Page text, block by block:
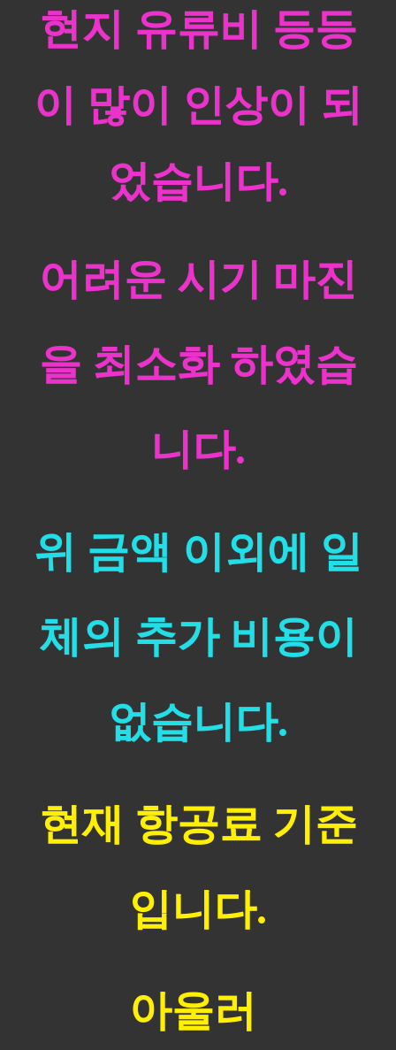
현지 유류비 등등
이 많이 인상이 되
었습니다.
어려운 시기 마진
을 최소화 하였습
니다.
위 금액 이외에 일
체의 추가 비용이
없습니다.
현재 항공료 기준
입니다.
아울러